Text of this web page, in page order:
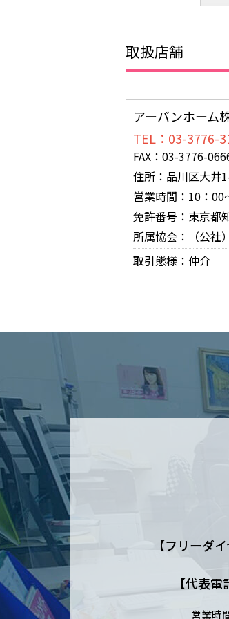
取扱店舗
アーバンホーム
TEL：03-3776-
FAX：03-3776-
住所：品川区大井
営業時間：10：
免許番号：東京都
所属協会：（公社
取引態様：仲介
【フリーダイ
【代表電
営業時